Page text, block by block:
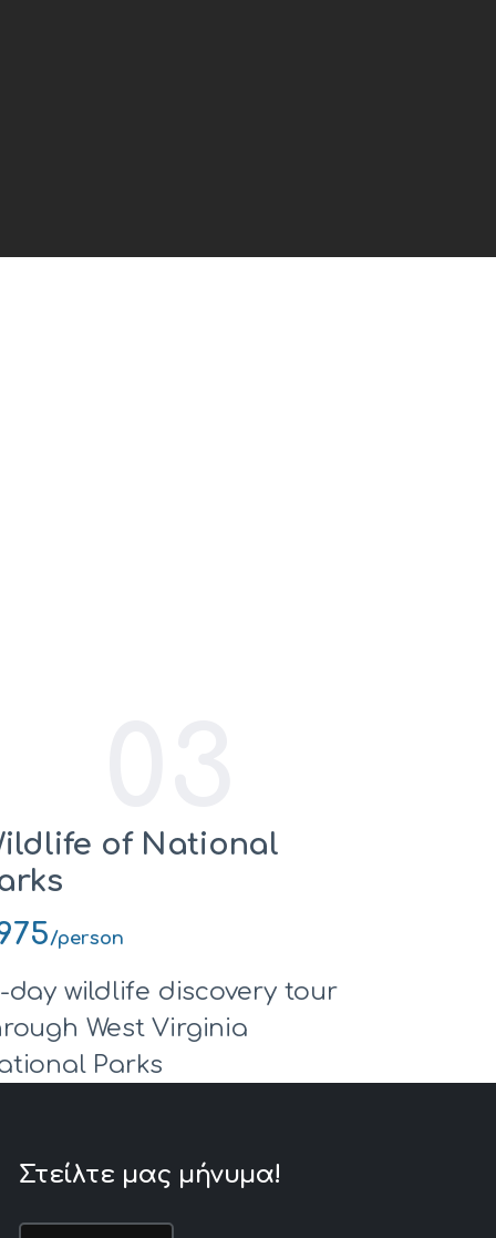
of National
/person
day wildlife discovery tour
West Virginia
Parks
Στείλτε μας μήνυμα!